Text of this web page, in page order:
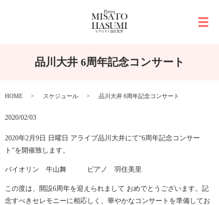
メ
品川大井 6周年記念コンサート
HOME スケジュール 品川大井 6周年記念コンサート
2020/02/03
2020年2月9日 日曜日 アライブ品川大井にて“6周年記念コンサー
ト”を開催致します。
バイオリン 牛山舞 ピアノ 羽住美里
この度は、開設6周年を迎えられまして おめでとうございます。記
念すべきセレモニーに相応しく、華やかなコンサートを準備してお